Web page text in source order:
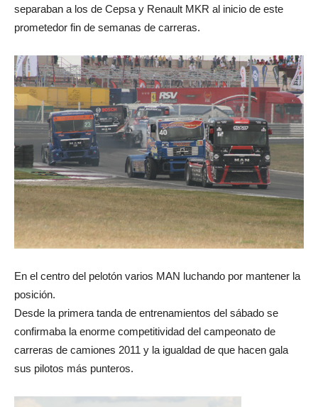
separaban a los de Cepsa y Renault MKR al inicio de este
prometedor fin de semanas de carreras.
En el centro del pelotón varios MAN luchando por mantener la
posición.
Desde la primera tanda de entrenamientos del sábado se
confirmaba la enorme competitividad del campeonato de
carreras de camiones 2011 y la igualdad de que hacen gala
sus pilotos más punteros.